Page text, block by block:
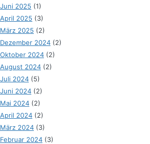
Juni 2025 (1)
April 2025 (3)
März 2025 (2)
Dezember 2024 (2)
Oktober 2024 (2)
August 2024 (2)
Juli 2024 (5)
Juni 2024 (2)
Mai 2024 (2)
April 2024 (2)
März 2024 (3)
Februar 2024 (3)